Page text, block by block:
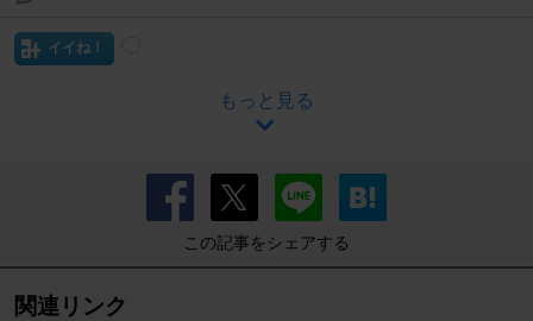
イイね！
もっと見る
この記事をシェアする
関連リンク